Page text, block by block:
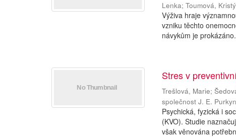
Lenka;Toumová,
Výživa hraje
vzniku těchto
návykům je
Stres v
Trešlová, Marie;
společnost J. E.
Psychická, fyzická i
(KVO). Studie
však věnována